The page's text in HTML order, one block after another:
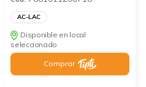
AC-LAC
Disponible en local
seleccionado
Comprar